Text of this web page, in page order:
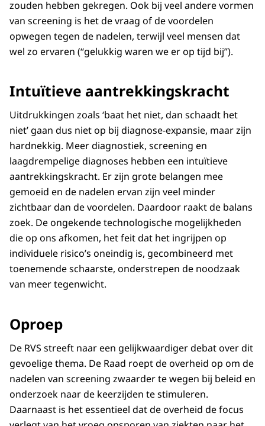
zouden hebben gekregen. Ook bij veel andere vormen
van screening is het de vraag of de voordelen
opwegen tegen de nadelen, terwijl veel mensen dat
wel zo ervaren (‘‘gelukkig waren we er op tijd bij’’).
Intuïtieve aantrekkingskracht
Uitdrukkingen zoals ‘baat het niet, dan schaadt het
niet’ gaan dus niet op bij diagnose-expansie, maar zijn
hardnekkig. Meer diagnostiek, screening en
laagdrempelige diagnoses hebben een intuïtieve
aantrekkingskracht. Er zijn grote belangen mee
gemoeid en de nadelen ervan zijn veel minder
zichtbaar dan de voordelen. Daardoor raakt de balans
zoek. De ongekende technologische mogelijkheden
die op ons afkomen, het feit dat het ingrijpen op
individuele risico’s oneindig is, gecombineerd met
toenemende schaarste, onderstrepen de noodzaak
van meer tegenwicht.
Oproep
De RVS streeft naar een gelijkwaardiger debat over dit
gevoelige thema. De Raad roept de overheid op om de
nadelen van screening zwaarder te wegen bij beleid en
onderzoek naar de keerzijden te stimuleren.
Daarnaast is het essentieel dat de overheid de focus